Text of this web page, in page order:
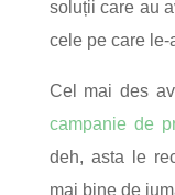
soluții care au
cele pe care le-
Cel mai des
campanie de
deh, asta le
mai bine de